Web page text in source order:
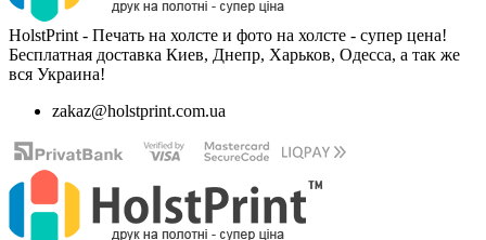
HolstPrint - Печать на холсте и фото на холсте - супер цена!
Бесплатная доставка Киев, Днепр, Харьков, Одесса, а так же
вся Украина!
zakaz@holstprint.com.ua